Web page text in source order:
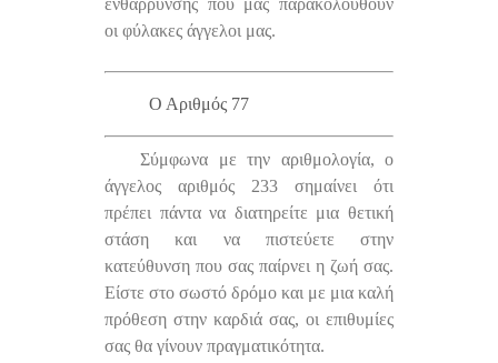
ενθάρρυνσης που μας παρακολουθούν
οι φύλακες άγγελοι μας.
Ο Αριθμός 77
Σύμφωνα με την αριθμολογία, ο
άγγελος αριθμός 233 σημαίνει ότι
πρέπει πάντα να διατηρείτε μια θετική
στάση και να πιστεύετε στην
κατεύθυνση που σας παίρνει η ζωή σας.
Είστε στο σωστό δρόμο και με μια καλή
πρόθεση στην καρδιά σας, οι επιθυμίες
σας θα γίνουν πραγματικότητα.